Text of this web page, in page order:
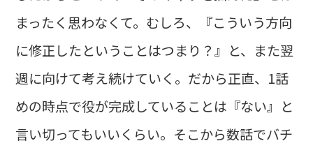
まったく思わなくて。むしろ、『こういう方向
に修正したということはつまり？』と、また翌
週に向けて考え続けていく。だから正直、1話
めの時点で役が完成していることは『ない』と
言い切ってもいいくらい。そこから数話でバチ